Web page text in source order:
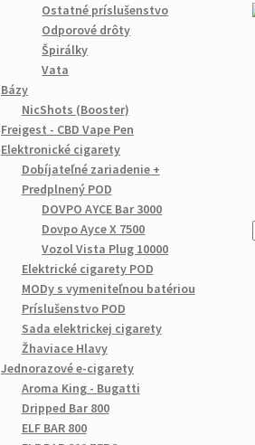
Ostatné príslušenstvo
Odporové drôty
Špirálky
Vata
Bázy
NicShots (Booster)
Freigest - CBD Vape Pen
Elektronické cigarety
Dobíjateľné zariadenie +
Predplnený POD
DOVPO AYCE Bar 3000
Dovpo Ayce X 7500
Vozol Vista Plug 10000
Elektrické cigarety POD
MODy s vymeniteľnou batériou
Príslušenstvo POD
Sada elektrickej cigarety
Žhaviace Hlavy
Jednorazové e-cigarety
Aroma King - Bugatti
Dripped Bar 800
ELF BAR 800